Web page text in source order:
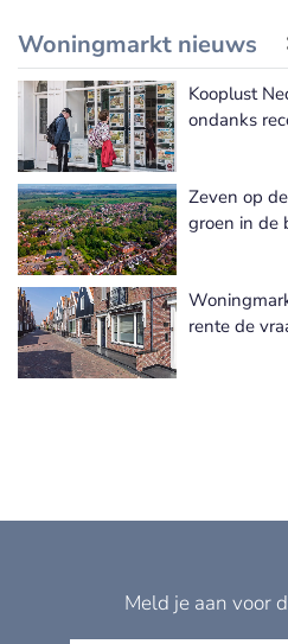
Woningmarkt nieuws
Kooplust
ondanks
Zeven op
groen in de
rente de
Meld je aan voor